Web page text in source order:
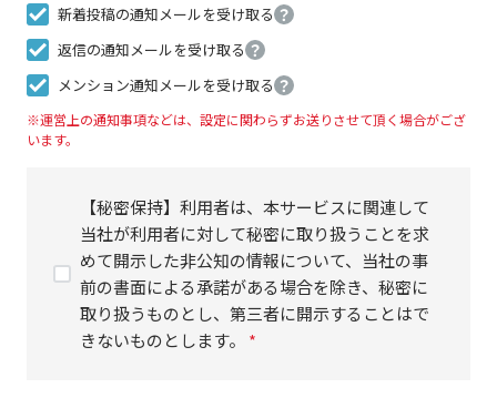
新着投稿の通知メールを受け取る ？
返信の通知メールを受け取る ？
メンション通知メールを受け取る ？
※運営上の通知事項などは、設定に関わらずお送りさせて頂く場合がござ
います。
【秘密保持】利用者は、本サービスに関連して
当社が利用者に対して秘密に取り扱うことを求
めて開示した非公知の情報について、当社の事
前の書面による承諾がある場合を除き、秘密に
取り扱うものとし、第三者に開示することはで
きないものとします。